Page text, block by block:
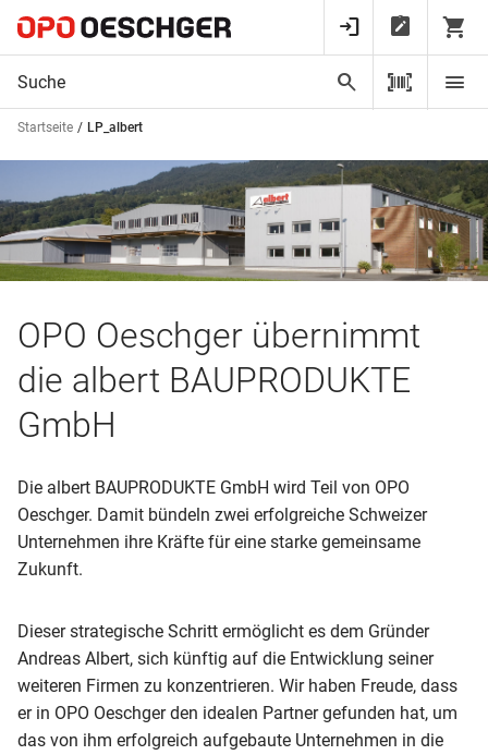
Startseite LP_albert
OPO Oeschger übernimmt
die albert BAUPRODUKTE
GmbH
Die albert BAUPRODUKTE GmbH wird Teil von OPO
Oeschger. Damit bündeln zwei erfolgreiche Schweizer
Unternehmen ihre Kräfte für eine starke gemeinsame
Zukunft.
Dieser strategische Schritt ermöglicht es dem Gründer
Andreas Albert, sich künftig auf die Entwicklung seiner
weiteren Firmen zu konzentrieren. Wir haben Freude, dass
er in OPO Oeschger den idealen Partner gefunden hat, um
das von ihm erfolgreich aufgebaute Unternehmen in die